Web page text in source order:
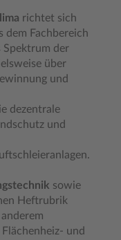
richtet sich
dem Fachbereich
Spektrum der
über
und
dezentrale
und
sowie
Heftrubrik
und